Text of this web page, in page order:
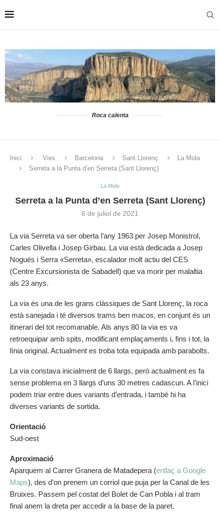
Roca calenta
Inici Vies Barcelona Sant Llorenç
La Mola
Serreta a la Punta d’en Serreta (Sant Llorenç)
La Mola
Serreta a la Punta d’en Serreta (Sant Llorenç)
6 de juliol de 2021
La via Serreta va ser oberta l’any 1963 per Josep Monistrol,
Carles Olivella i Josep Girbau. La via està dedicada a Josep
Nogués i Serra «Serreta», escalador molt actiu del CES
(Centre Excursionista de Sabadell) que va morir per malaltia
als 23 anys.
La via és una de les grans clàssiques de Sant Llorenç, la roca
està sanejada i té diversos trams ben macos, en conjunt és un
itinerari del tot recomanable. Als anys 80 la via es va
retroequipar amb spits, modificant emplaçaments i, fins i tot, la
línia original. Actualment es troba tota equipada amb parabolts.
La via constava inicialment de 6 llargs, però actualment es fa
sense problema en 3 llargs d’uns 30 metres cadascun. A l’inici
podem triar entre dues variants d’entrada, i també hi ha
diverses variants de sortida.
Orientació
Sud-oest
Aproximació
Aparquem al Carrer Granera de Matadepera (enllaç a Google
Maps), des d’on prenem un corriol que puja per la Canal de les
Bruixes. Passem pel costat del Bolet de Can Pobla i al tram
final anem la dreta per accedir a la base de la paret.